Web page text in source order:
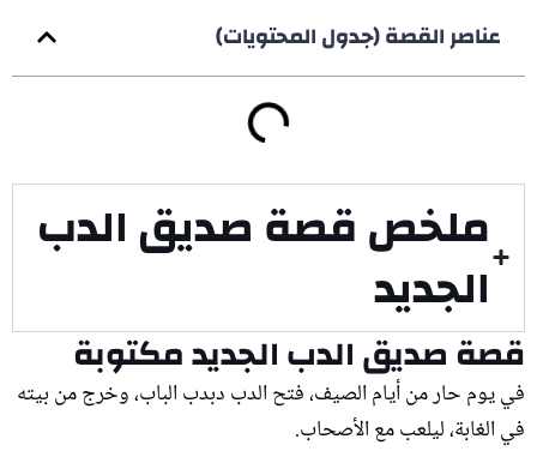
عناصر القصة (جدول المحتويات)
ملخص قصة صديق الدب
الجديد
قصة صديق الدب الجديد مكتوبة
في يوم حار من أيام الصيف، فتح الدب دبدب الباب، وخرج من بيته
في الغابة، ليلعب مع الأصحاب.